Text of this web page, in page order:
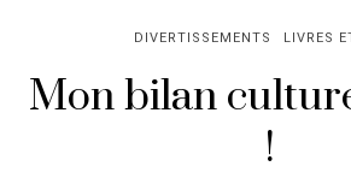
DIVERTISSEMENTS LIVRES
Mon bilan
!